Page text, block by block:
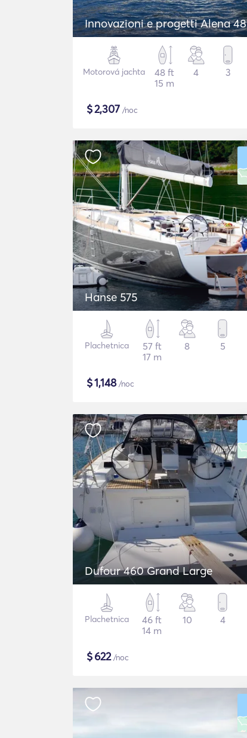
Innovazioni e progetti Alena 48
Motorová jachta
48 ft
15 m
4 3
$2,307 /noc
Hanse 575
Plachetnica
57 ft
17 m
8 5
$1,148/noc
Dufour 460 Grand Large
Plachetnica
46 ft
14 m
10 4
$622/noc